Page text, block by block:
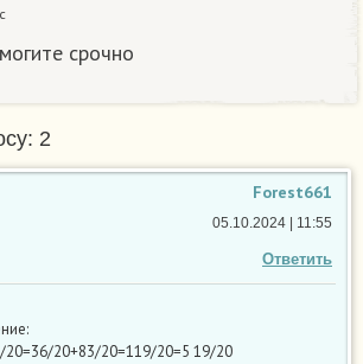
срочно
2
Forest661
Ответить
05.10.2024 | 11:55
20+83/20=119/20=5 19/20